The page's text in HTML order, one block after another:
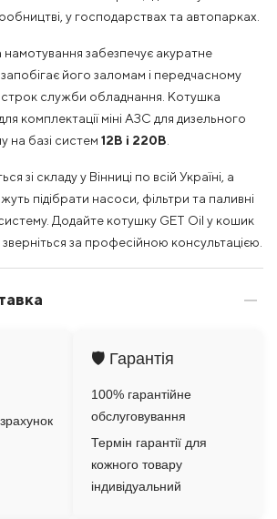
у господарствах та автопарках.
забезпечує акуратне
його заломам і передчасному
служби обладнання. Котушка
комплектації міні АЗС для дизельного
на базі систем 12В і 220В
зі складу у Вінниці по всій Україні, а
підібрати насоси, фільтри та паливні
Додайте котушку GET Oil у кошик
за професійною консультацією.
🛡️ Гарантія
100% гарантійне
обслуговування
Термін гарантії для
кожного товару
індивідуальний